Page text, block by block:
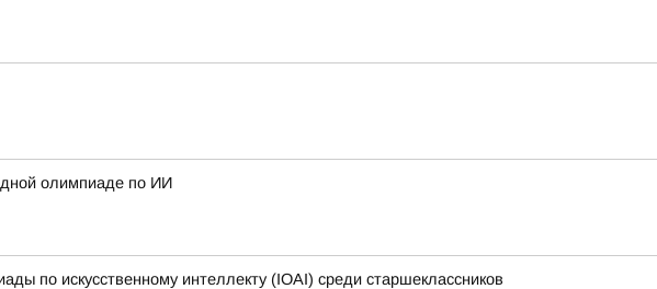
олимпиаде по ИИ
по искусственному интеллекту (IOAI) среди старшеклассников